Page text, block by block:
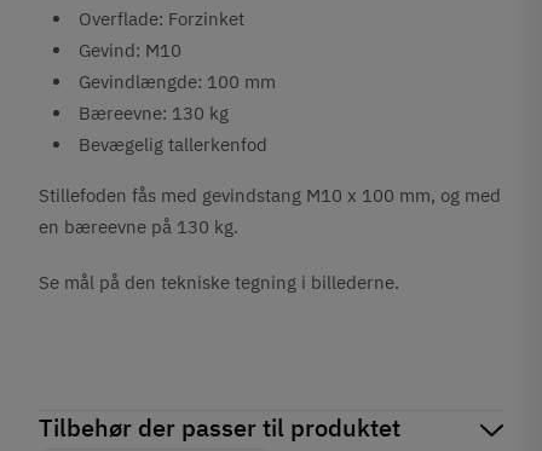
Overflade: Forzinket
Gevind: M10
Gevindlængde: 100 mm
Bæreevne: 130 kg
Bevægelig tallerkenfod
Stillefoden fås med gevindstang M10 x 100 mm, og med
en bæreevne på 130 kg.
Se mål på den tekniske tegning i billederne.
Tilbehør der passer til produktet